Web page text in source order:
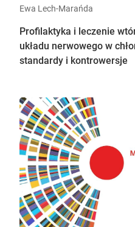
Ewa Lech-Marańda
Profilaktyka i leczenie
układu nerwowego w
standardy i kontrowersje